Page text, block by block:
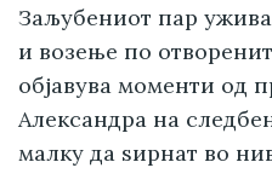
Заљубениот пар
и возење по
објавува моменти од
Александра на
малку да ѕирнат во